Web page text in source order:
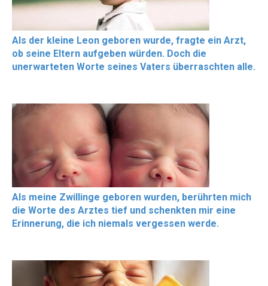
Als der kleine Leon geboren wurde, fragte ein Arzt,
ob seine Eltern aufgeben würden. Doch die
unerwarteten Worte seines Vaters überraschten alle.
Als meine Zwillinge geboren wurden, berührten mich
die Worte des Arztes tief und schenkten mir eine
Erinnerung, die ich niemals vergessen werde.